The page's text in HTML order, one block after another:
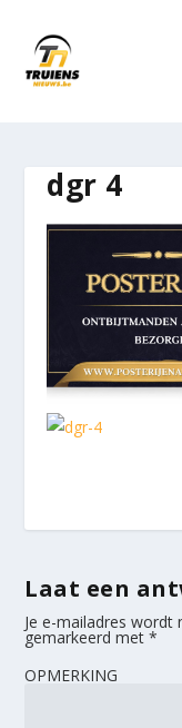
dgr 4
Laat een
Je e-mailadres wordt
gemarkeerd met*
OPMERKING